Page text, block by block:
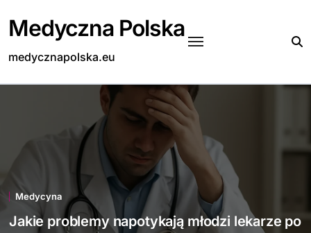
content
Medyczna Polska
medycznapolska.eu
Medycyna
Jakie problemy napotykają młodzi lekarze po